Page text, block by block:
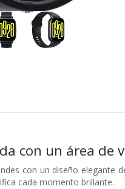
con un área de
con un diseño elegante
cada momento brillante.